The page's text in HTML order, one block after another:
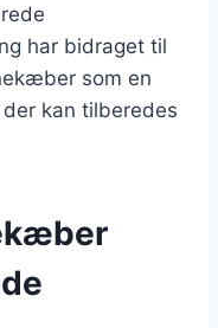
har bidraget til
som en
kan tilberedes